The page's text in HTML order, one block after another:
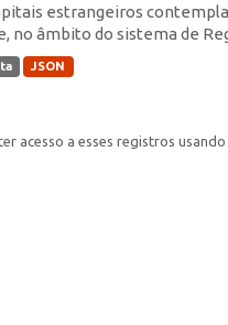
estrangeiros
no âmbito do sistema de
JSON
acesso a esses registros usando